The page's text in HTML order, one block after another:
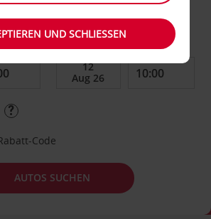
Code
AUTOS SUCHEN
UND SCHLIESSEN